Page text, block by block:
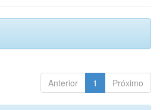
Anterior 1 Próximo